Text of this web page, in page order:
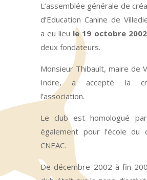
L’assemblée générale de
d’Education Canine de
a eu lieu le 19 octobre 2002
deux fondateurs.
Monsieur Thibault, maire de
Indre, a accepté la
l’association.
Le club est homologué
également pour l’école du
CNEAC.
De décembre 2002 à fin